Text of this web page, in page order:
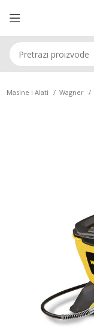
Masine i Alati Wagner